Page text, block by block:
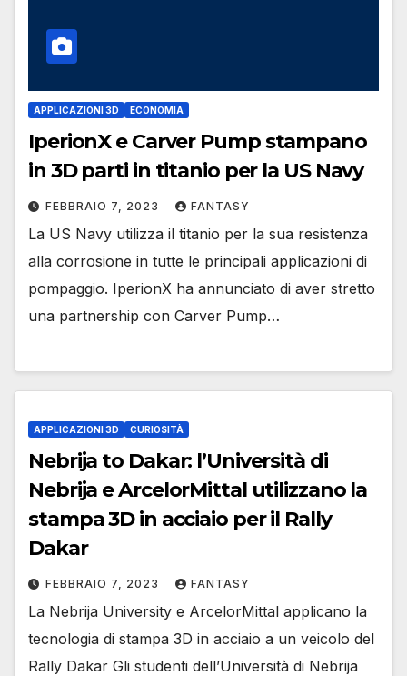
APPLICAZIONI 3D ECONOMIA
IperionX e Carver Pump stampano
in 3D parti in titanio per la US Navy
FEBBRAIO 7, 2023 FANTASY
La US Navy utilizza il titanio per la sua resistenza
alla corrosione in tutte le principali applicazioni di
pompaggio. IperionX ha annunciato di aver stretto
una partnership con Carver Pump…
APPLICAZIONI 3D CURIOSITÀ
Nebrija to Dakar: l’Università di
Nebrija e ArcelorMittal utilizzano la
stampa 3D in acciaio per il Rally
Dakar
FEBBRAIO 7, 2023 FANTASY
La Nebrija University e ArcelorMittal applicano la
tecnologia di stampa 3D in acciaio a un veicolo del
Rally Dakar Gli studenti dell’Università di Nebrija